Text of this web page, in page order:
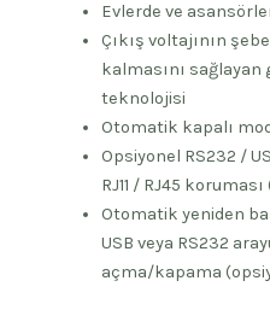
Evlerde ve
Çıkış voltajının
kalmasını
teknolojisi
Otomatik kapalı
Opsiyonel RS232 /
RJ11 / RJ45
Otomatik yeniden
USB veya RS232
açma/kapama